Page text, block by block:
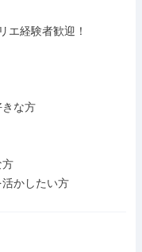
エ経験者歓迎！
な方
方
かしたい方